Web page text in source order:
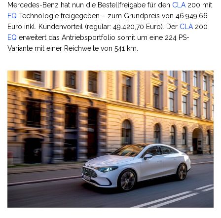
Mercedes-Benz hat nun die Bestellfreigabe für den CLA 200 mit
EQ Technologie freigegeben – zum Grundpreis von 46.949,66
Euro inkl. Kundenvorteil (regular: 49.420,70 Euro). Der CLA 200
EQ erweitert das Antriebsportfolio somit um eine 224 PS-
Variante mit einer Reichweite von 541 km.